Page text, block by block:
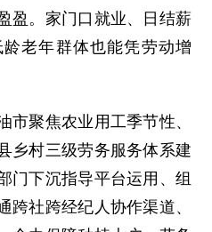
盈。家门口就业、日结薪
老年群体也能凭劳动增
聚焦农业用工季节性、
乡村三级劳务服务体系建
门下沉指导平台运用、组
跨社跨经纪人协作渠道、